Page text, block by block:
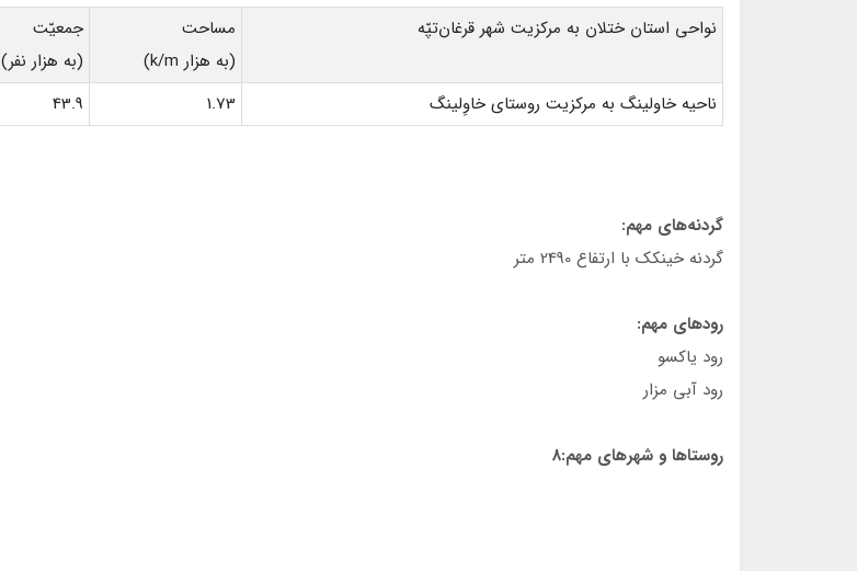
نواحي استان ختلان به مركزيت شهر قرغان‌تپّه
مساحت
(به هزار k/m)
جمعيّت
(به هزار نفر)
ناحيه خاولينگ به مركزيت روستای خاوِلينگ
1.73
43.9
گردنه‌های مهم:
گردنه خينكك با ارتفاع 2490 متر
رودهای مهم:
رود ياكسو
رود آبی مزار
روستاها و شهرهای مهم:8